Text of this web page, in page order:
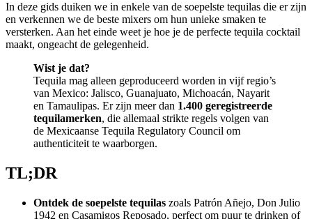
In deze gids duiken we in enkele van de soepelste tequilas die er zijn
en verkennen we de beste mixers om hun unieke smaken te
versterken. Aan het einde weet je hoe je de perfecte tequila cocktail
maakt, ongeacht de gelegenheid.
Wist je dat?
Tequila mag alleen geproduceerd worden in vijf regio’s
van Mexico: Jalisco, Guanajuato, Michoacán, Nayarit
en Tamaulipas. Er zijn meer dan 1.400 geregistreerde
tequilamerken, die allemaal strikte regels volgen van
de Mexicaanse Tequila Regulatory Council om
authenticiteit te waarborgen.
TL;DR
Ontdek de soepelste tequilas zoals Patrón Añejo, Don Julio
1942 en Casamigos Reposado, perfect om puur te drinken of